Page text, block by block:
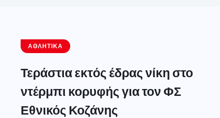
ΑΘΛΗΤΙΚΆ
Τεράστια εκτός έδρας νίκη στο
ντέρμπι κορυφής για τον ΦΣ
Εθνικός Κοζάνης